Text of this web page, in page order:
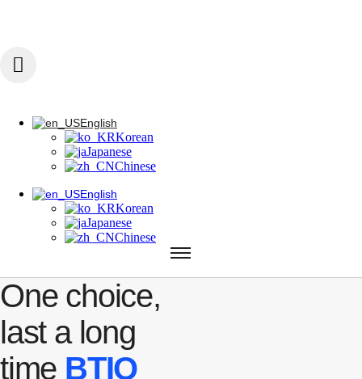
English
Korean
Japanese
Chinese
English
Korean
Japanese
Chinese
English
Korean
Japanese
One choice,
last a long
time BTIQ